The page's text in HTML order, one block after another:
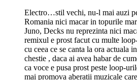
Electro…stil vechi, nu-l mai auzi
Romania nici macar in topurile
Juno, Decks nu reprezinta nici
remixul e prost facut cu multe
cu ceea ce se canta la ora actuala
chestie , daca ai avea habar de
ca voce e pusa prost peste loop-
mai promova aberatii muzicale